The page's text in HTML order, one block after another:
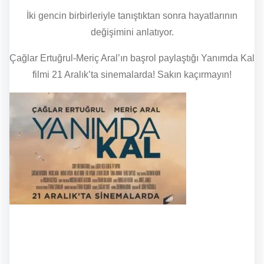
İki gencin birbirleriyle tanıştıktan sonra hayatlarının
değişimini anlatıyor.
Çağlar Ertuğrul-Meriç Aral’ın başrol paylaştığı Yanımda Kal
filmi 21 Aralık’ta sinemalarda! Sakın kaçırmayın!